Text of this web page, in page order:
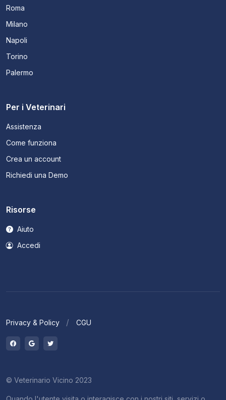
Roma
Milano
Napoli
Torino
Palermo
Per i Veterinari
Assistenza
Come funziona
Crea un account
Richiedi una Demo
Risorse
Aiuto
Accedi
Privacy & Policy CGU
© Veterinario Vicino 2023